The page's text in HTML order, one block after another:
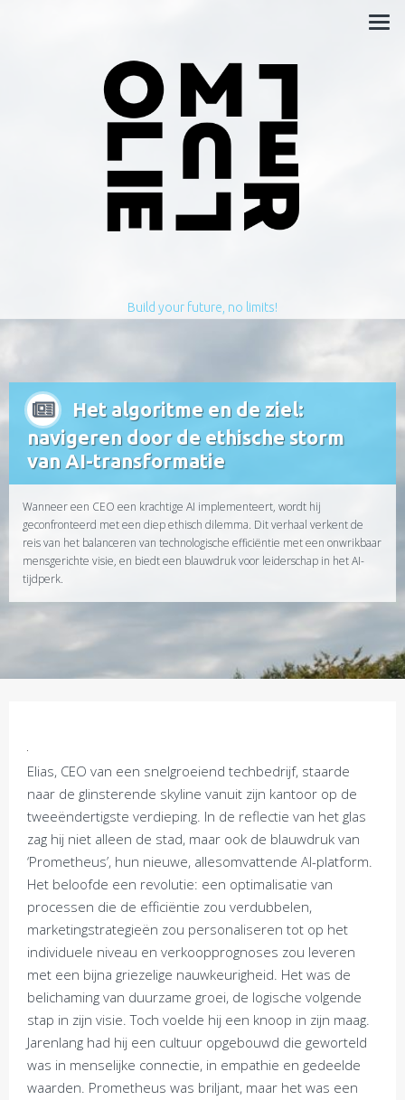
Build your future, no limits!
Het algoritme en de ziel:
navigeren door de ethische storm
van AI-transformatie
Wanneer een CEO een krachtige AI implementeert, wordt hij
geconfronteerd met een diep ethisch dilemma. Dit verhaal verkent de
reis van het balanceren van technologische efficiëntie met een onwrikbaar
mensgerichte visie, en biedt een blauwdruk voor leiderschap in het AI-
tijdperk.
Elias, CEO van een snelgroeiend techbedrijf, staarde
naar de glinsterende skyline vanuit zijn kantoor op de
tweeëndertigste verdieping. In de reflectie van het glas
zag hij niet alleen de stad, maar ook de blauwdruk van
‘Prometheus’, hun nieuwe, allesomvattende AI-platform.
Het beloofde een revolutie: een optimalisatie van
processen die de efficiëntie zou verdubbelen,
marketingstrategieën zou personaliseren tot op het
individuele niveau en verkoopprognoses zou leveren
met een bijna griezelige nauwkeurigheid. Het was de
belichaming van duurzame groei, de logische volgende
stap in zijn visie. Toch voelde hij een knoop in zijn maag.
Jarenlang had hij een cultuur opgebouwd die geworteld
was in menselijke connectie, in empathie en gedeelde
waarden. Prometheus was briljant, maar het was een